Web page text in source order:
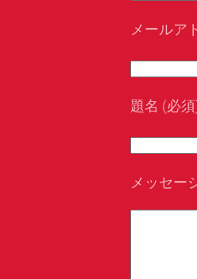
メールア
題名 (必
メッセー